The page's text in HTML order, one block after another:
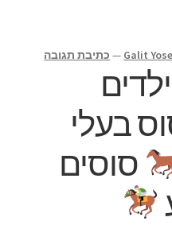
Galit
— כתיבת תגובה
בעלי
סוסים